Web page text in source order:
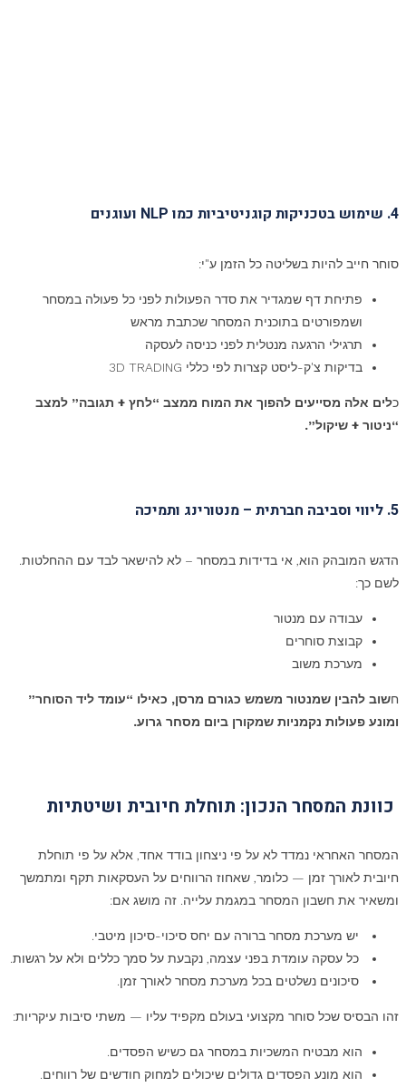
4. שימוש בטכניקות קוגניטיביות כמו NLP ועוגנים
סוחר חייב להיות בשליטה כל הזמן ע"י:
פתיחת דף שמגדיר את סדר הפעולות לפני כל פעולה במסחר
ושמפורטים בתוכנית המסחר שכתבת מראש
תרגילי הרגעה מנטלית לפני כניסה לעסקה
בדיקות צ'ק-ליסט קצרות לפי כללי 3D TRADING
כלים אלה מסייעים להפוך את המוח ממצב “לחץ + תגובה” למצב
“ניטור + שיקול”.
5. ליווי וסביבה חברתית – מנטורינג ותמיכה
הדגש המובהק הוא, אי בדידות במסחר – לא להישאר לבד עם ההחלטות.
לשם כך:
עבודה עם מנטור
קבוצת סוחרים
מערכת משוב
חשוב להבין שמנטור משמש כגורם מרסן, כאילו “עומד ליד הסוחר”
ומונע פעולות נקמניות שמקורן ביום מסחר גרוע.
כוונת המסחר הנכון: תוחלת חיובית ושיטתיות
המסחר האחראי נמדד לא על פי ניצחון בודד אחד, אלא על פי תוחלת
חיובית לאורך זמן — כלומר, שאחוז הרווחים על העסקאות תקף ומתמשך
ומשאיר את חשבון המסחר במגמת עלייה. זה מושג אם:
יש מערכת מסחר ברורה עם יחס סיכוי-סיכון מיטבי.
כל עסקה עומדת בפני עצמה, נקבעת על סמך כללים ולא על רגשות.
סיכונים נשלטים בכל מערכת מסחר לאורך זמן.
זהו הבסיס שכל סוחר מקצועי בעולם מקפיד עליו — משתי סיבות עיקריות:
הוא מבטיח המשכיות במסחר גם כשיש הפסדים.
הוא מונע הפסדים גדולים שיכולים למחוק חודשים של רווחים.